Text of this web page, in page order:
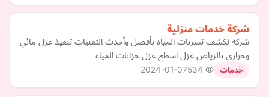
شركة خدمات منزلية
شركة لكشف تسربات المياه بأفضل وأحدث التقنيات تنفيذ عزل مائي
وحراري بالرياض عزل اسطح عزل خزانات المياه
خدمات 2024-01-07